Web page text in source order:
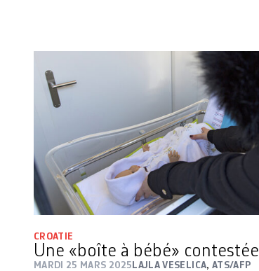
CROATIE
Une «boîte à bébé» contestée
MARDI 25 MARS 2025 LAJLA VESELICA, ATS/AFP